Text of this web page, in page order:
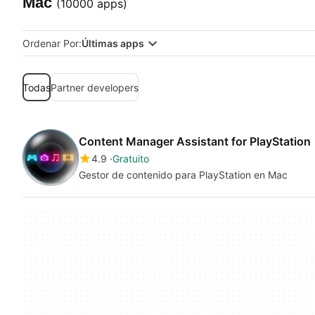
(10000 apps)
Ordenar Por:Últimas apps
TodasPartner developers
Content Manager Assistant for PlayStation
4.9 Gratuito
Gestor de contenido para PlayStation en Mac